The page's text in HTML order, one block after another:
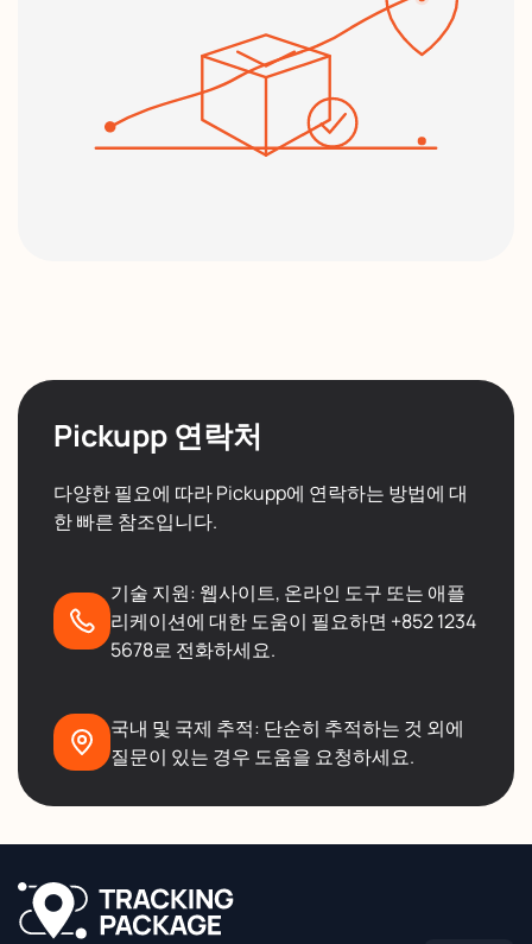
Pickupp 연락처
다양한 필요에 따라 Pickupp에 연락하는 방법에 대
한 빠른 참조입니다.
기술 지원: 웹사이트, 온라인 도구 또는 애플
리케이션에 대한 도움이 필요하면 +852 1234
5678로 전화하세요.
국내 및 국제 추적: 단순히 추적하는 것 외에
질문이 있는 경우 도움을 요청하세요.